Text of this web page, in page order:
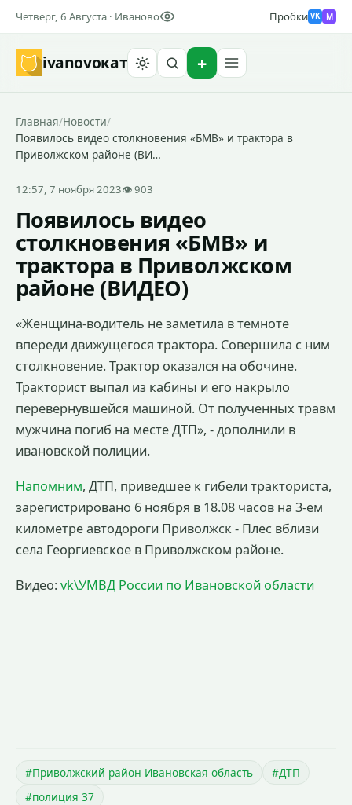
Четверг, 6 Августа · Иваново Пробки VK M
ivanovoкат
Главная/Новости/
Появилось видео столкновения «БМВ» и трактора в
Приволжском районе (ВИ…
12:57, 7 ноября 2023👁 903
Появилось видео
столкновения «БМВ» и
трактора в Приволжском
районе (ВИДЕО)
«Женщина-водитель не заметила в темноте
впереди движущегося трактора. Совершила с ним
столкновение. Трактор оказался на обочине.
Тракторист выпал из кабины и его накрыло
перевернувшейся машиной. От полученных травм
мужчина погиб на месте ДТП», - дополнили в
ивановской полиции.
Напомним, ДТП, приведшее к гибели тракториста,
зарегистрировано 6 ноября в 18.08 часов на 3-ем
километре автодороги Приволжск - Плес вблизи
села Георгиевское в Приволжском районе.
Видео: vk\УМВД России по Ивановской области
#Приволжский район Ивановская область
#ДТП
#полиция 37